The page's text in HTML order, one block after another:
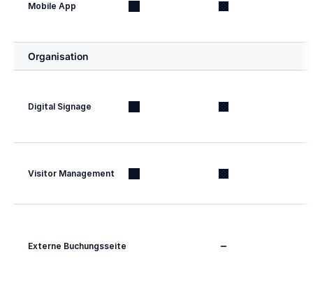
Mobile App
Organisation
Digital Signage
Visitor Management
Externe Buchungsseite